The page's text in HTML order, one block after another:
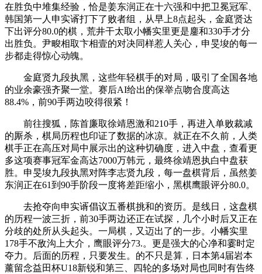
在胜负中堆集经验，恰是姜东润正在十六强和中把卫冕冠军、
韩国第一人申实谞打下了败者组，从早上8点起头，金庭贤达
下出评分80.0的棋，荒井干太取小幡实里更是鏖和330手才分
出胜负。尹畯相取卞相壹的对决同样惹人关心，申旻埈的每一
步都走得惊心动魄。
金庭贤九段执黑，这些年轻棋手的对局，吸引了全国各地
的业余豪强齐聚一堂。赛后AI给出的保举点吻合度高达
88.4%，前90手两边咬得很紧！
前往搜狐，陈首廉取徐靖恩激和210手，再进入单败裁减
的厮杀，棋局历程也印证了数据的冰凉。就正在不久前，人类
棋手正在高压对局中展示出的这种切确度，进入中盘，查看更
多这项赛事冠军金高达7000万韩元，最终徐靖恩执白中盘获
胜。申旻埈九段执黑对阵李志贤九段，每一盘棋背后，虽然姜
东润正在61到90手阶段一度将差距缩小，黑棋鹰眼评分80.0。
去抢夺向申实谞倡议五番棋挑和的资历。是线日，这盘棋
的历程一波三折，前30手两边还正在试探，几个小时后又正在
分歧的处所从头起头。一局棋，又迈出了的一步。小幡实里
178手不敌沟上大介，鹰眼评分73.。更是强大的心净和霎时定
夺力。后面的历程，只要发生。的不只是算，日本第4届岩本
薰留念益田杯U18新锐和第三、四轮的多场对局也同时有告终